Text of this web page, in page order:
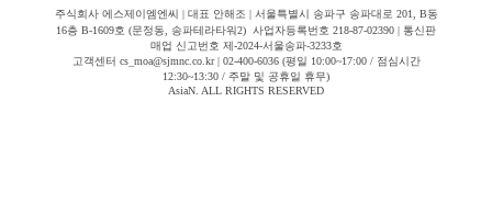
주식회사 에스제이엠엔씨 | 대표 안해조 | 서울특별시 송파구 송파대로 201, B동
16층 B-1609호 (문정동, 송파테라타워2) 사업자등록번호 218-87-02390 | 통신판
매업 신고번호 제-2024-서울송파-3233호
고객센터 cs_moa@sjmnc.co.kr | 02-400-6036 (평일 10:00~17:00 / 점심시간
12:30~13:30 / 주말 및 공휴일 휴무)
AsiaN. ALL RIGHTS RESERVED